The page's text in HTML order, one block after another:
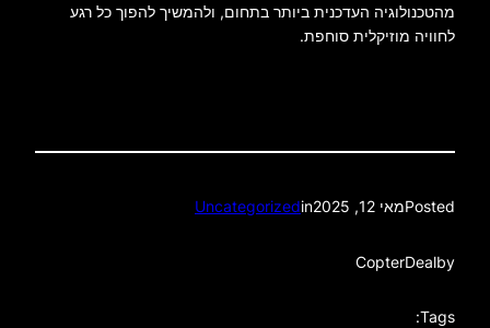
מהטכנולוגיה העדכנית ביותר בתחום, ולהמשיך להפוך כל רגע
לחוויה מוזיקלית סוחפת.
Postedמאי 12, 2025 in
Uncategorized
by
CopterDeal
Tags: